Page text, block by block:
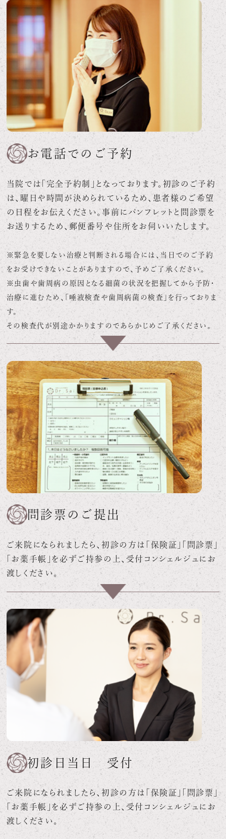
お電話でのご予約
当院では「完全予約制」となっております。初診のご予約
は、曜日や時間が決められているため、患者様のご希望
の日程をお伝えください。事前にパンフレットと問診票を
お送りするため、郵便番号や住所をお伺いいたします。
※緊急を要しない治療と判断される場合には、当日でのご予約
をお受けできないことがありますので、予めご了承ください。
※虫歯や歯周病の原因となる細菌の状況を把握してから予防・
治療に進むため、「唾液検査や歯周病菌の検査」を行っておりま
す。
その検査代が別途かかりますのであらかじめご了承ください。
問診票のご提出
ご来院になられましたら、初診の方は「保険証」「問診票」
「お薬手帳」を必ずご持参の上、受付コンシェルジュにお
渡しください。
初診日当日 受付
ご来院になられましたら、初診の方は「保険証」「問診票」
「お薬手帳」を必ずご持参の上、受付コンシェルジュにお
渡しください。